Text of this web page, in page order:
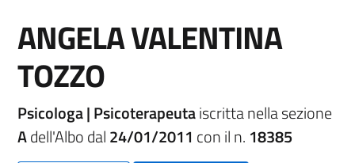
ANGELA VALENTINA
TOZZO
Psicologa | Psicoterapeutaiscritta nella sezione
Adell'Albo dal24/01/2011 con il n. 18385